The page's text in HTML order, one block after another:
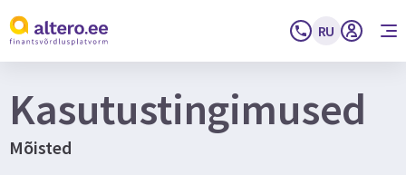
RU
Kasutustingimused
Mõisted